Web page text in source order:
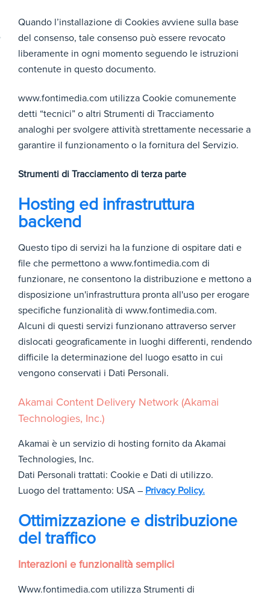
Quando l’installazione di Cookies avviene sulla base
del consenso, tale consenso può essere revocato
liberamente in ogni momento seguendo le istruzioni
contenute in questo documento.
www.fontimedia.com utilizza Cookie comunemente
detti “tecnici” o altri Strumenti di Tracciamento
analoghi per svolgere attività strettamente necessarie a
garantire il funzionamento o la fornitura del Servizio.
Strumenti di Tracciamento di terza parte
Hosting ed infrastruttura
backend
Questo tipo di servizi ha la funzione di ospitare dati e
file che permettono a www.fontimedia.com di
funzionare, ne consentono la distribuzione e mettono a
disposizione un'infrastruttura pronta all'uso per erogare
specifiche funzionalità di www.fontimedia.com.
Alcuni di questi servizi funzionano attraverso server
dislocati geograficamente in luoghi differenti, rendendo
difficile la determinazione del luogo esatto in cui
vengono conservati i Dati Personali.
Akamai Content Delivery Network (Akamai
Technologies, Inc.)
Akamai è un servizio di hosting fornito da Akamai
Technologies, Inc.
Dati Personali trattati: Cookie e Dati di utilizzo.
Luogo del trattamento: USA – Privacy Policy.
Ottimizzazione e distribuzione
del traffico
Interazioni e funzionalità semplici
Www.fontimedia.com utilizza Strumenti di